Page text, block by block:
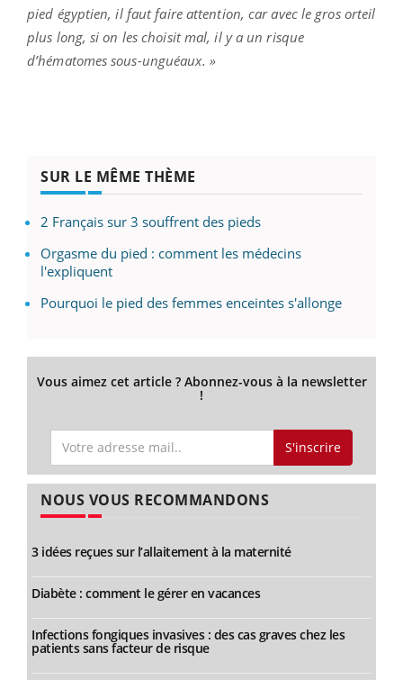
pied égyptien, il faut faire attention, car avec le gros orteil
plus long, si on les choisit mal, il y a un risque
d’hématomes sous-unguéaux. »
SUR LE MÊME THÈME
2 Français sur 3 souffrent des pieds
Orgasme du pied : comment les médecins
l'expliquent
Pourquoi le pied des femmes enceintes s'allonge
Vous aimez cet article ? Abonnez-vous à la newsletter
!
S'inscrire
NOUS VOUS RECOMMANDONS
3 idées reçues sur l’allaitement à la maternité
Diabète : comment le gérer en vacances
Infections fongiques invasives : des cas graves chez les
patients sans facteur de risque